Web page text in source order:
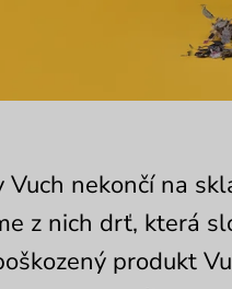
nekončí na
z nich drť, která
produkt